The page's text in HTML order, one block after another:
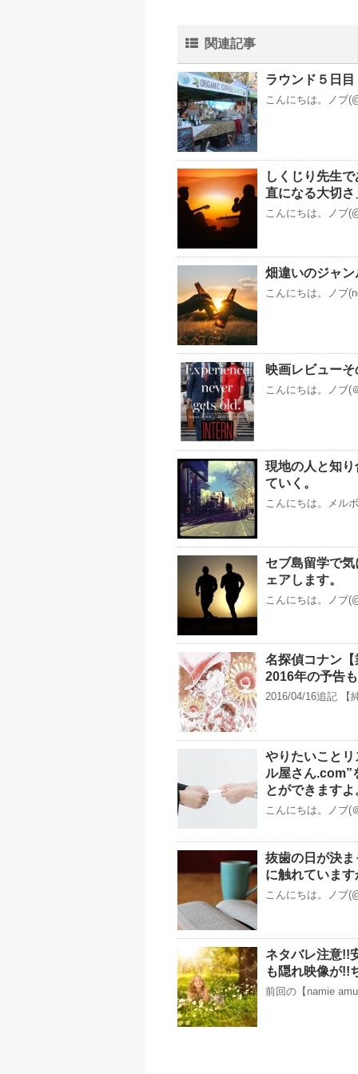
関連記事
ラウンド５日
こんにちは。ノブ
しくじり先生
直になる大切さ
こんにちは。ノブ
畑違いのジャ
こんにちは。ノブ
映画レビュー
こんにちは。ノブ(
現地の人と知
ていく。
こんにちは。メル
セブ島留学で
ェアします。
こんにちは。ノブ
名探偵コナン
2016年の予告も
2016/04/16追記 【
やりたいこと
ル屋さん.com”
とができますよ
こんにちは。ノブ(
抜歯の日が決
に触れていま
こんにちは。ノブ
ネタバレ注意!!
も隠れ映像が!!
前回の【namie